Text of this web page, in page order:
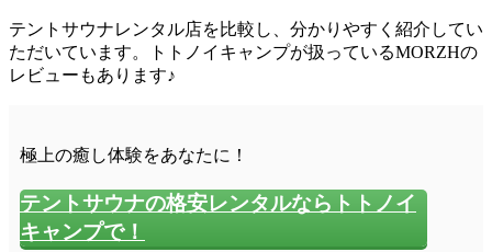
テントサウナレンタル店を比較し、分かりやすく紹介してい
ただいています。トトノイキャンプが扱っているMORZHの
レビューもあります♪
極上の癒し体験をあなたに！
テントサウナの格安レンタルならトトノイ
キャンプで！